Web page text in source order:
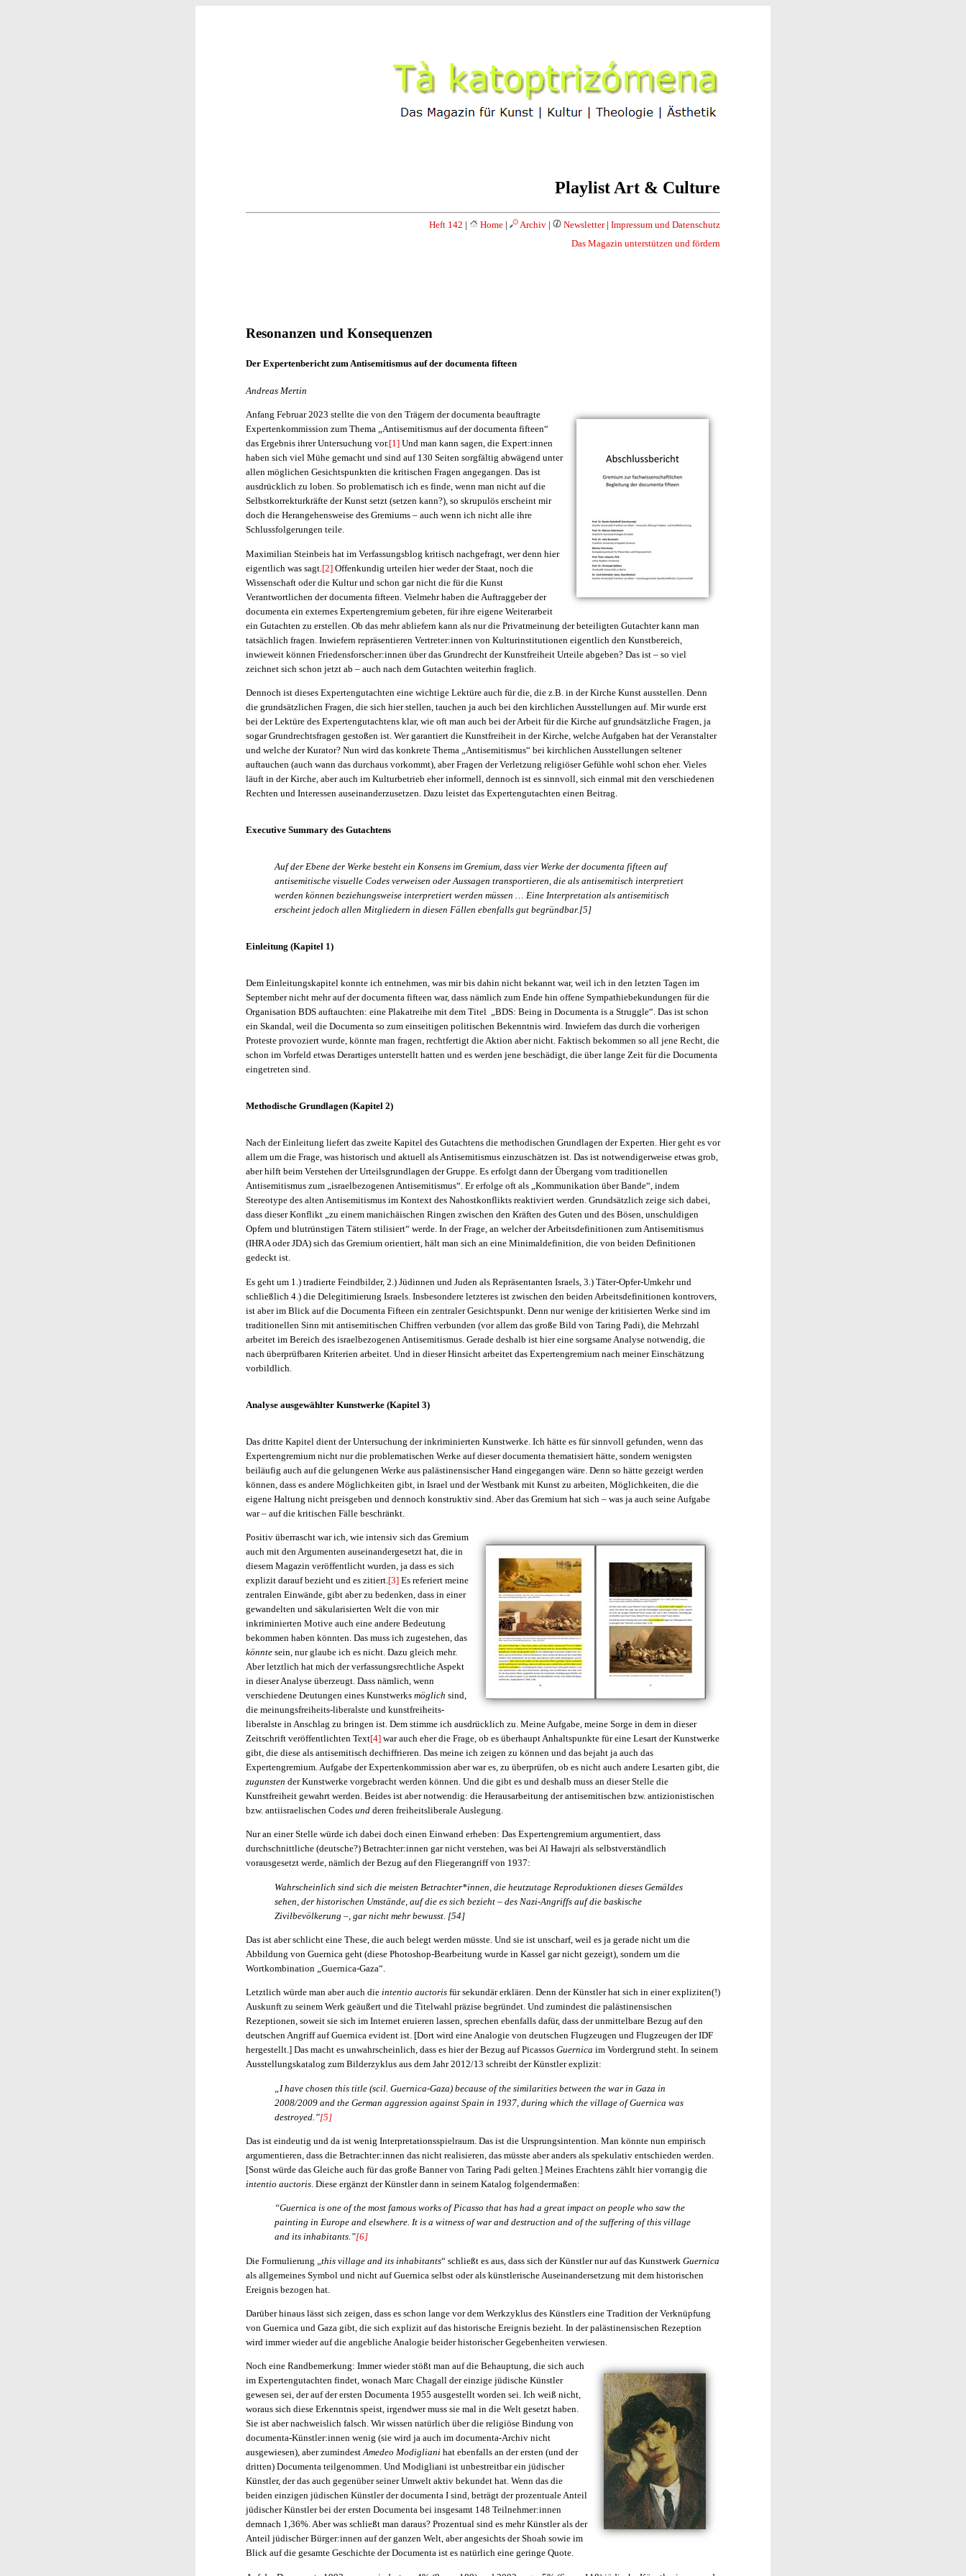
Playlist Art & Culture
Heft 142 | Home | Archiv | Newsletter| Impressum und Datenschutz
Das Magazin unterstützen und fördern
Resonanzen und Konsequenzen
Der Expertenbericht zum Antisemitismus auf der documenta fifteen
Andreas Mertin
Anfang Februar 2023 stellte die von den Trägern der documenta beauftragte
Expertenkommission zum Thema „Antisemitismus auf der documenta fifteen“
das Ergebnis ihrer Untersuchung vor.[1] Und man kann sagen, die Expert:innen
haben sich viel Mühe gemacht und sind auf 130 Seiten sorgfältig abwägend unter
allen möglichen Gesichtspunkten die kritischen Fragen angegangen. Das ist
ausdrücklich zu loben. So problematisch ich es finde, wenn man nicht auf die
Selbstkorrekturkräfte der Kunst setzt (setzen kann?), so skrupulös erscheint mir
doch die Herangehensweise des Gremiums – auch wenn ich nicht alle ihre
Schlussfolgerungen teile.
Maximilian Steinbeis hat im Verfassungsblog kritisch nachgefragt, wer denn hier
eigentlich was sagt. [2] Offenkundig urteilen hier weder der Staat, noch die
Wissenschaft oder die Kultur und schon gar nicht die für die Kunst
Verantwortlichen der documenta fifteen. Vielmehr haben die Auftraggeber der
documenta ein externes Expertengremium gebeten, für ihre eigene Weiterarbeit
ein Gutachten zu erstellen. Ob das mehr abliefern kann als nur die Privatmeinung der beteiligten Gutachter kann man
tatsächlich fragen. Inwiefern repräsentieren Vertreter:innen von Kulturinstitutionen eigentlich den Kunstbereich,
inwieweit können Friedensforscher:innen über das Grundrecht der Kunstfreiheit Urteile abgeben? Das ist – so viel
zeichnet sich schon jetzt ab – auch nach dem Gutachten weiterhin fraglich.
Dennoch ist dieses Expertengutachten eine wichtige Lektüre auch für die, die z.B. in der Kirche Kunst ausstellen. Denn
die grundsätzlichen Fragen, die sich hier stellen, tauchen ja auch bei den kirchlichen Ausstellungen auf. Mir wurde erst
bei der Lektüre des Expertengutachtens klar, wie oft man auch bei der Arbeit für die Kirche auf grundsätzliche Fragen, ja
sogar Grundrechtsfragen gestoßen ist. Wer garantiert die Kunstfreiheit in der Kirche, welche Aufgaben hat der Veranstalter
und welche der Kurator? Nun wird das konkrete Thema „Antisemitismus“ bei kirchlichen Ausstellungen seltener
auftauchen (auch wann das durchaus vorkommt), aber Fragen der Verletzung religiöser Gefühle wohl schon eher. Vieles
läuft in der Kirche, aber auch im Kulturbetrieb eher informell, dennoch ist es sinnvoll, sich einmal mit den verschiedenen
Rechten und Interessen auseinanderzusetzen. Dazu leistet das Expertengutachten einen Beitrag.
Executive Summary des Gutachtens
Auf der Ebene der Werke besteht ein Konsens im Gremium, dass vier Werke der documenta fifteen auf
antisemitische visuelle Codes verweisen oder Aussagen transportieren, die als antisemitisch interpretiert
werden können beziehungsweise interpretiert werden müssen … Eine Interpretation als antisemitisch
erscheint jedoch allen Mitgliedern in diesen Fällen ebenfalls gut begründbar.[5]
Einleitung (Kapitel 1)
Dem Einleitungskapitel konnte ich entnehmen, was mir bis dahin nicht bekannt war, weil ich in den letzten Tagen im
September nicht mehr auf der documenta fifteen war, dass nämlich zum Ende hin offene Sympathiebekundungen für die
Organisation BDS auftauchten: eine Plakatreihe mit dem Titel „BDS: Being in Documenta is a Struggle“. Das ist schon
ein Skandal, weil die Documenta so zum einseitigen politischen Bekenntnis wird. Inwiefern das durch die vorherigen
Proteste provoziert wurde, könnte man fragen, rechtfertigt die Aktion aber nicht. Faktisch bekommen so all jene Recht, die
schon im Vorfeld etwas Derartiges unterstellt hatten und es werden jene beschädigt, die über lange Zeit für die Documenta
eingetreten sind.
Methodische Grundlagen (Kapitel 2)
Nach der Einleitung liefert das zweite Kapitel des Gutachtens die methodischen Grundlagen der Experten. Hier geht es vor
allem um die Frage, was historisch und aktuell als Antisemitismus einzuschätzen ist. Das ist notwendigerweise etwas grob,
aber hilft beim Verstehen der Urteilsgrundlagen der Gruppe. Es erfolgt dann der Übergang vom traditionellen
Antisemitismus zum „israelbezogenen Antisemitismus“. Er erfolge oft als „Kommunikation über Bande“, indem
Stereotype des alten Antisemitismus im Kontext des Nahostkonflikts reaktiviert werden. Grundsätzlich zeige sich dabei,
dass dieser Konflikt „zu einem manichäischen Ringen zwischen den Kräften des Guten und des Bösen, unschuldigen
Opfern und blutrünstigen Tätern stilisiert“ werde. In der Frage, an welcher der Arbeitsdefinitionen zum Antisemitismus
(IHRA oder JDA) sich das Gremium orientiert, hält man sich an eine Minimaldefinition, die von beiden Definitionen
gedeckt ist.
Es geht um 1.) tradierte Feindbilder, 2.) Jüdinnen und Juden als Repräsentanten Israels, 3.) Täter-Opfer-Umkehr und
schließlich 4.) die Delegitimierung Israels. Insbesondere letzteres ist zwischen den beiden Arbeitsdefinitionen kontrovers,
ist aber im Blick auf die Documenta Fifteen ein zentraler Gesichtspunkt. Denn nur wenige der kritisierten Werke sind im
traditionellen Sinn mit antisemitischen Chiffren verbunden (vor allem das große Bild von Taring Padi), die Mehrzahl
arbeitet im Bereich des israelbezogenen Antisemitismus. Gerade deshalb ist hier eine sorgsame Analyse notwendig, die
nach überprüfbaren Kriterien arbeitet. Und in dieser Hinsicht arbeitet das Expertengremium nach meiner Einschätzung
vorbildlich.
Analyse ausgewählter Kunstwerke (Kapitel 3)
Das dritte Kapitel dient der Untersuchung der inkriminierten Kunstwerke. Ich hätte es für sinnvoll gefunden, wenn das
Expertengremium nicht nur die problematischen Werke auf dieser documenta thematisiert hätte, sondern wenigsten
beiläufig auch auf die gelungenen Werke aus palästinensischer Hand eingegangen wäre. Denn so hätte gezeigt werden
können, dass es andere Möglichkeiten gibt, in Israel und der Westbank mit Kunst zu arbeiten, Möglichkeiten, die die
eigene Haltung nicht preisgeben und dennoch konstruktiv sind. Aber das Gremium hat sich – was ja auch seine Aufgabe
war – auf die kritischen Fälle beschränkt.
Positiv überrascht war ich, wie intensiv sich das Gremium
auch mit den Argumenten auseinandergesetzt hat, die in
diesem Magazin veröffentlicht wurden, ja dass es sich
explizit darauf bezieht und es zitiert.[3] Es referiert meine
zentralen Einwände, gibt aber zu bedenken, dass in einer
gewandelten und säkularisierten Welt die von mir
inkriminierten Motive auch eine andere Bedeutung
bekommen haben könnten. Das muss ich zugestehen, das
könnte sein, nur glaube ich es nicht. Dazu gleich mehr.
Aber letztlich hat mich der verfassungsrechtliche Aspekt
in dieser Analyse überzeugt. Dass nämlich, wenn
verschiedene Deutungen eines Kunstwerks möglich sind,
die meinungsfreiheits-liberalste und kunstfreiheits-
liberalste in Anschlag zu bringen ist. Dem stimme ich ausdrücklich zu. Meine Aufgabe, meine Sorge in dem in dieser
Zeitschrift veröffentlichten Text[4] war auch eher die Frage, ob es überhaupt Anhaltspunkte für eine Lesart der Kunstwerke
gibt, die diese als antisemitisch dechiffrieren. Das meine ich zeigen zu können und das bejaht ja auch das
Expertengremium. Aufgabe der Expertenkommission aber war es, zu überprüfen, ob es nicht auch andere Lesarten gibt, die
zugunsten der Kunstwerke vorgebracht werden können. Und die gibt es und deshalb muss an dieser Stelle die
Kunstfreiheit gewahrt werden. Beides ist aber notwendig: die Herausarbeitung der antisemitischen bzw. antizionistischen
bzw. antiisraelischen Codes und deren freiheitsliberale Auslegung.
Nur an einer Stelle würde ich dabei doch einen Einwand erheben: Das Expertengremium argumentiert, dass
durchschnittliche (deutsche?) Betrachter:innen gar nicht verstehen, was bei Al Hawajri als selbstverständlich
vorausgesetzt werde, nämlich der Bezug auf den Fliegerangriff von 1937:
Wahrscheinlich sind sich die meisten Betrachter*innen, die heutzutage Reproduktionen dieses Gemäldes
sehen, der historischen Umstände, auf die es sich bezieht – des Nazi-Angriffs auf die baskische
Zivilbevölkerung –, gar nicht mehr bewusst. [54]
Das ist aber schlicht eine These, die auch belegt werden müsste. Und sie ist unscharf, weil es ja gerade nicht um die
Abbildung von Guernica geht (diese Photoshop-Bearbeitung wurde in Kassel gar nicht gezeigt), sondern um die
Wortkombination „Guernica-Gaza“.
Letztlich würde man aber auch die intentio auctoris für sekundär erklären. Denn der Künstler hat sich in einer expliziten(!)
Auskunft zu seinem Werk geäußert und die Titelwahl präzise begründet. Und zumindest die palästinensischen
Rezeptionen, soweit sie sich im Internet eruieren lassen, sprechen ebenfalls dafür, dass der unmittelbare Bezug auf den
deutschen Angriff auf Guernica evident ist. [Dort wird eine Analogie von deutschen Flugzeugen und Flugzeugen der IDF
hergestellt.] Das macht es unwahrscheinlich, dass es hier der Bezug auf Picassos Guernica im Vordergrund steht. In seinem
Ausstellungskatalog zum Bilderzyklus aus dem Jahr 2012/13 schreibt der Künstler explizit:
„I have chosen this title (scil. Guernica-Gaza) because of the similarities between the war in Gaza in
2008/2009 and the German aggression against Spain in 1937, during which the village of Guernica was
destroyed.”[5]
Das ist eindeutig und da ist wenig Interpretationsspielraum. Das ist die Ursprungsintention. Man könnte nun empirisch
argumentieren, dass die Betrachter:innen das nicht realisieren, das müsste aber anders als spekulativ entschieden werden.
[Sonst würde das Gleiche auch für das große Banner von Taring Padi gelten.] Meines Erachtens zählt hier vorrangig die
intentio auctoris. Diese ergänzt der Künstler dann in seinem Katalog folgendermaßen:
“Guernica is one of the most famous works of Picasso that has had a great impact on people who saw the
painting in Europe and elsewhere. It is a witness of war and destruction and of the suffering of this village
and its inhabitants.”[6]
Die Formulierung „ this village and its inhabitants“ schließt es aus, dass sich der Künstler nur auf das Kunstwerk Guernica
als allgemeines Symbol und nicht auf Guernica selbst oder als künstlerische Auseinandersetzung mit dem historischen
Ereignis bezogen hat.
Darüber hinaus lässt sich zeigen, dass es schon lange vor dem Werkzyklus des Künstlers eine Tradition der Verknüpfung
von Guernica und Gaza gibt, die sich explizit auf das historische Ereignis bezieht. In der palästinensischen Rezeption
wird immer wieder auf die angebliche Analogie beider historischer Gegebenheiten verwiesen.
Noch eine Randbemerkung: Immer wieder stößt man auf die Behauptung, die sich auch
im Expertengutachten findet, wonach Marc Chagall der einzige jüdische Künstler
gewesen sei, der auf der ersten Documenta 1955 ausgestellt worden sei. Ich weiß nicht,
woraus sich diese Erkenntnis speist, irgendwer muss sie mal in die Welt gesetzt haben.
Sie ist aber nachweislich falsch. Wir wissen natürlich über die religiöse Bindung von
documenta-Künstler:innen wenig (sie wird ja auch im documenta-Archiv nicht
ausgewiesen), aber zumindestAmedeo Modigliani hat ebenfalls an der ersten (und der
dritten) Documenta teilgenommen. Und Modigliani ist unbestreitbar ein jüdischer
Künstler, der das auch gegenüber seiner Umwelt aktiv bekundet hat. Wenn das die
beiden einzigen jüdischen Künstler der documenta I sind, beträgt der prozentuale Anteil
jüdischer Künstler bei der ersten Documenta bei insgesamt 148 Teilnehmer:innen
demnach 1,36%. Aber was schließt man daraus? Prozentual sind es mehr Künstler als der
Anteil jüdischer Bürger:innen auf der ganzen Welt, aber angesichts der Shoah sowie im
Blick auf die gesamte Geschichte der Documenta ist es natürlich eine geringe Quote.